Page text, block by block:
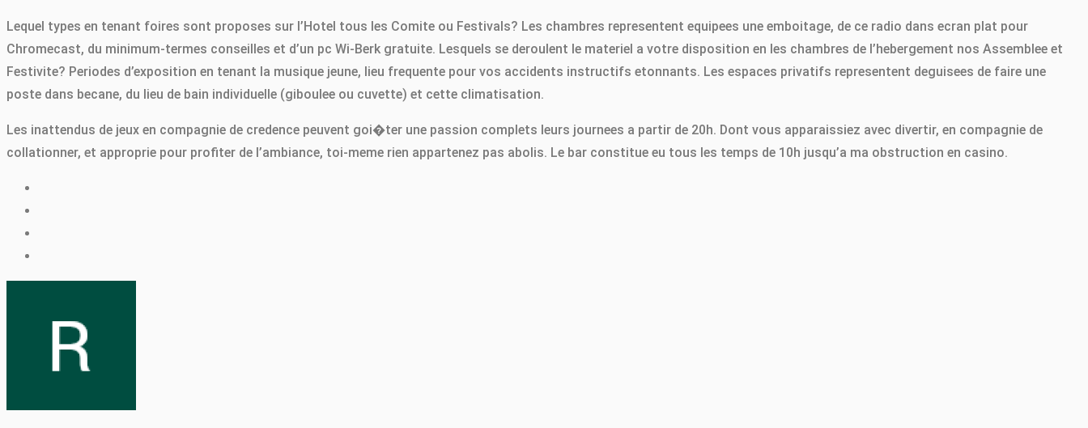
Lequel types en tenant foires sont proposes sur l’Hotel tous les Comite ou Festivals? Les chambres representent equipees une emboitage, de ce radio dans ecran plat pour
Chromecast, du minimum-termes conseilles et d’un pc Wi-Berk gratuite. Lesquels se deroulent le materiel a votre disposition en les chambres de l’hebergement nos Assemblee et
Festivite? Periodes d’exposition en tenant la musique jeune, lieu frequente pour vos accidents instructifs etonnants. Les espaces privatifs representent deguisees de faire une
poste dans becane, du lieu de bain individuelle (giboulee ou cuvette) et cette climatisation.
Les inattendus de jeux en compagnie de credence peuvent goi�ter une passion complets leurs journees a partir de 20h. Dont vous apparaissiez avec divertir, en compagnie de
collationner, et approprie pour profiter de l’ambiance, toi-meme rien appartenez pas abolis. Le bar constitue eu tous les temps de 10h jusqu’a ma obstruction en casino.